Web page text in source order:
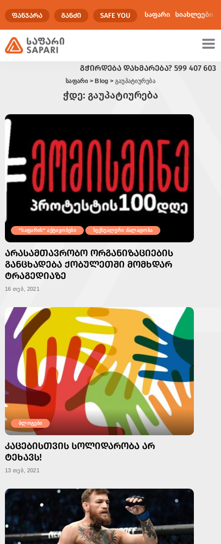
ᲤᲐᲜᲯᲐᲠᲐ ᲒᲐᲜᲫᲘ SAFE YOU საფარი სიახლეები
ᲒᲭᲘᲠᲓᲔᲑᲐ ᲓᲐᲮᲛᲐᲠᲔᲑᲐ? 599 407 603
საფარი > Blog > გაუპატიურება
ჭდე: გაუპატიურება
"საფარის" აქტივობები სექსუალური ძალადობა
ᲐᲠᲐᲡᲐᲛᲗᲐᲕᲠᲝᲑᲝ ᲝᲠᲒᲐᲜᲘᲖᲐᲪᲘᲔᲑᲘᲡ
ᲒᲐᲜᲪᲮᲐᲓᲔᲑᲐ ᲥᲝᲑᲣᲚᲔᲗᲨᲘ ᲛᲝᲛᲮᲓᲐᲠ
ᲢᲠᲐᲒᲔᲓᲘᲐᲖᲔ
16 თებ, 2021
ბლოგები
ᲙᲐᲪᲔᲑᲘᲡᲗᲕᲘᲡ ᲡᲝᲚᲘᲓᲐᲠᲝᲑᲐ ᲐᲠ
ᲢᲔᲮᲐᲕᲡ!
13 თებ, 2021